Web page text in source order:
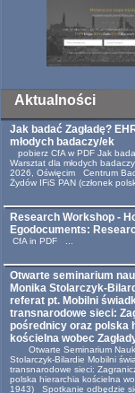
Aktualności
Jak badać Zagładę?
młodych badaczy/ek
pobierz CfA w PDF Jak
Warsztat dla młodych
2026, Oświęcim Centrum
Żydów IFiS PAN (członek
Research Workshop -
Egodocuments:
CfA in PDF ...
Otwarte seminarium
Monika Stolarczyk-
referat pt. Mobilni
transnarodowe sieci:
pośrednicy oraz polska
kościelna wobec
Otwarte Seminarium
Stolarczyk-Bilardie Mobilni
transnarodowe sieci:
polska hierarchia kościelna
1943) Spotkanie odbędzie